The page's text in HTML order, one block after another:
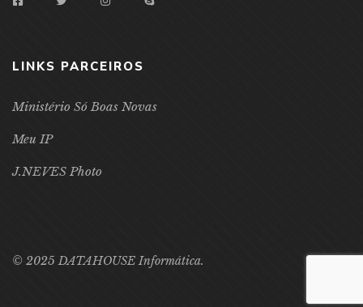
LINKS PARCEIROS
Ministério Só Boas Novas
Meu IP
J.NEVES Photo
© 2025 DATAHOUSE Informática.